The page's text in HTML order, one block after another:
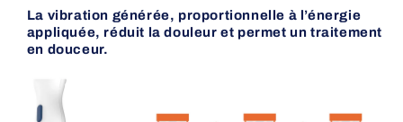
La vibration générée, proportionnelle à l’énergie
appliquée, réduit la douleur et permet un traitement
en douceur.